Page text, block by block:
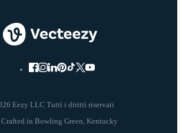
Eezy LLC Tutti i diritti riservati